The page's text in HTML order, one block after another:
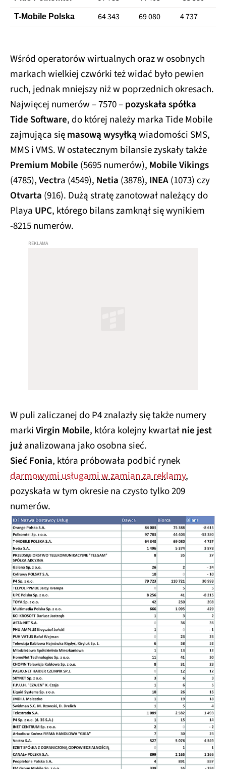
T-Mobile Polska 64 343 69 080 4 737
Wśród operatorów wirtualnych oraz w osobnych
markach wielkiej czwórki też widać było pewien
ruch, jednak mniejszy niż w poprzednich okresach.
Najwięcej numerów – 7570 –pozyskała spółka
Tide Software, do której należy marka Tide Mobile
zajmująca sięmasową wysyłkąwiadomości SMS,
MMS i VMS. W ostatecznym bilansie zyskały także
Premium Mobile (5695 numerów), Mobile Vikings
(4785),Vectra (4549), Netia (3878), INEA(1073) czy
Otvarta (916). Dużą stratę zanotował należący do
Playa UPC, którego bilans zamknął się wynikiem
-8215 numerów.
W puli zaliczanej do P4 znalazły się także numery
markiVirgin Mobile, która kolejny kwartałnie jest
jużanalizowana jako osobna sieć.
Sieć Fonia, która próbowała podbić rynek
darmowymi usługami w zamian za reklamy,
pozyskała w tym okresie na czysto tylko 209
numerów.